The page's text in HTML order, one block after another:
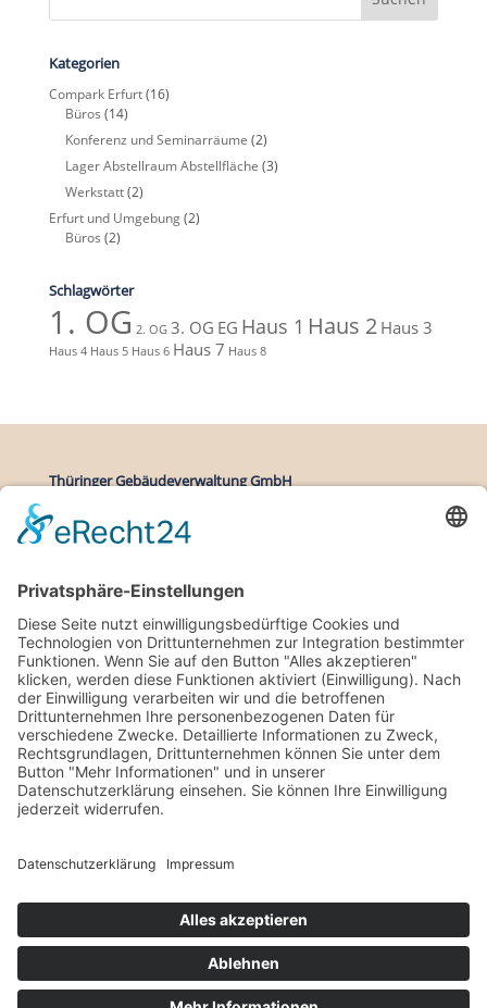
Kategorien
Compark Erfurt(16)
Büros (14)
Konferenz und Seminarräume (2)
Lager Abstellraum Abstellfläche (3)
Werkstatt(2)
Erfurt und Umgebung(2)
Büros (2)
Schlagwörter
1. OG 2. OG 3. OG EG Haus 1 Haus 2 Haus 3
Haus 4 Haus 5 Haus 6 Haus 7 Haus 8
Thüringer Gebäudeverwaltung GmbH
Zittauer Straße 27
99091 Erfurt
Kontakt
Telefon: 0361 7429-303
Mobil: 0172 4731674
E-Mail:info@th-gv.de
Öffnungszeiten
Montag bis Freitag 08:00 – 12:30 Uhr
Dienstag & Donnerstag 13:30 – 16:30 Uhr
Termine gern auch nach Vereinbarung
Impressum
Datenschutz
Cookie-Einstellungen